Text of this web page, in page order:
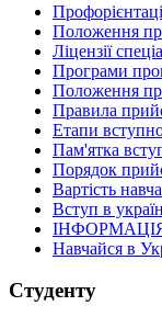
Положення
Ліцензії
Програми
Положення
Правила
Етапи
Пам'ятка
Порядок
Вартість
Вступ в
Навчайся в
Студенту